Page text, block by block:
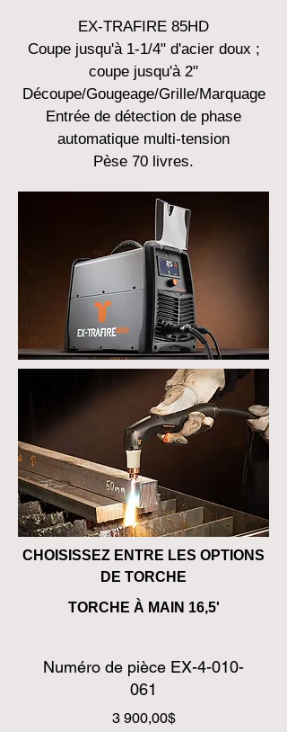
EX-TRAFIRE 85HD
Coupe jusqu'à 1-1/4" d'acier doux ;
coupe jusqu'à 2"
Découpe/Gougeage/Grille/Marquage
Entrée de détection de phase
automatique multi-tension
Pèse 70 livres.
CHOISISSEZ ENTRE LES OPTIONS
DE TORCHE
TORCHE À MAIN 16,5'
Numéro de pièce EX-4-010-
061
3 900,00$Prix